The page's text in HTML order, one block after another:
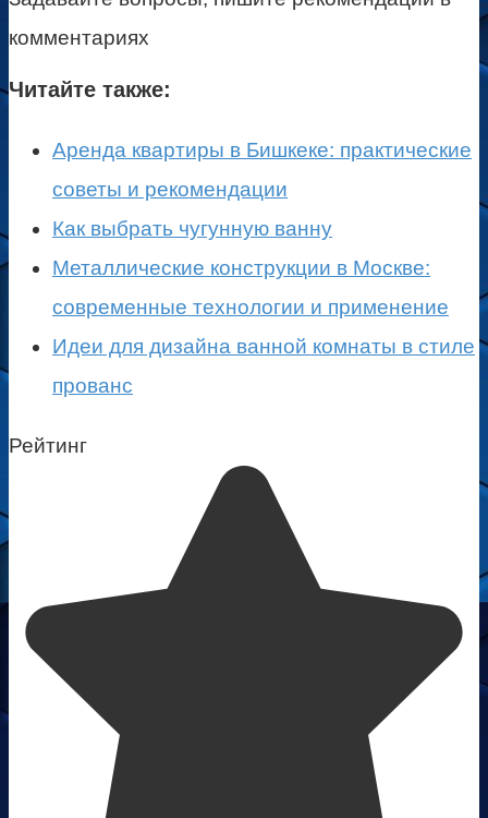
комментариях
Читайте также:
Аренда квартиры в Бишкеке: практические
советы и рекомендации
Как выбрать чугунную ванну
Металлические конструкции в Москве:
современные технологии и применение
Идеи для дизайна ванной комнаты в стиле
прованс
Рейтинг